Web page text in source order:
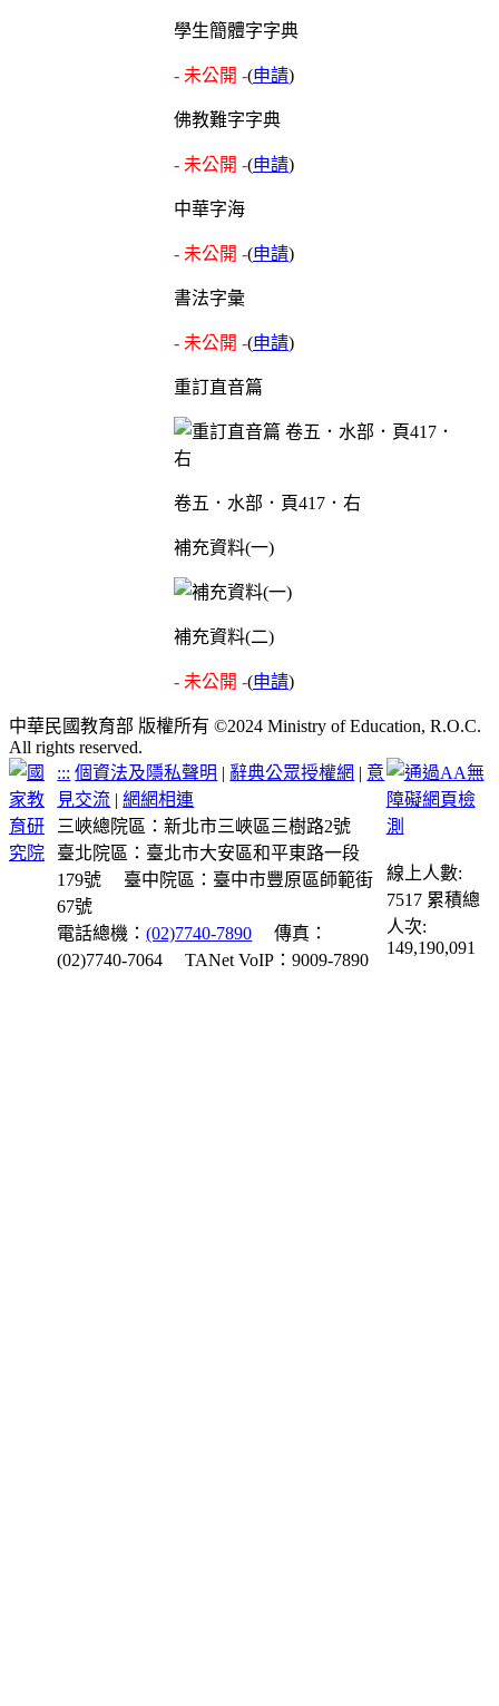
學生簡體字字典
- 未公開 -(申請)
佛教難字字典
- 未公開 -(申請)
中華字海
- 未公開 -(申請)
書法字彙
- 未公開 -(申請)
重訂直音篇
卷五．水部．頁417．右
補充資料(一)
補充資料(二)
- 未公開 -(申請)
中華民國教育部 版權所有 ©2024 Ministry of Education, R.O.C.
All rights reserved.
::: 個資法及隱私聲明 | 辭典公眾授權網 | 意
見交流 |網網相連
三峽總院區：新北市三峽區三樹路2號
臺北院區：臺北市大安區和平東路一段
179號
臺中院區：臺中市豐原區師範街
67號
電話總機：(02)7740-7890
傳真：
(02)7740-7064
TANet VoIP：9009-7890
線上人數:
7517 累積總
人次:
149,190,091